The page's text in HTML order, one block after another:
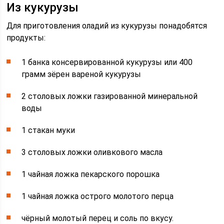
Из кукурузы
Для приготовления оладий из кукурузы понадобятся
продукты:
1 банка консервированной кукурузы или 400
грамм зёрен вареной кукурузы
2 столовых ложки газированной минеральной
воды
1 стакан муки
3 столовых ложки оливкового масла
1 чайная ложка пекарского порошка
1 чайная ложка острого молотого перца
чёрный молотый перец и соль по вкусу.